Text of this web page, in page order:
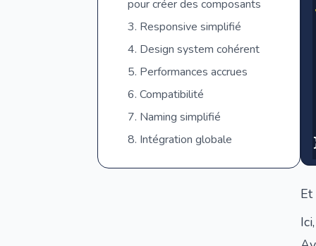
pour créer des composants
3. Responsive simplifié
4. Design system cohérent
5. Performances accrues
6. Compatibilité
7. Naming simplifié
8. Intégration globale